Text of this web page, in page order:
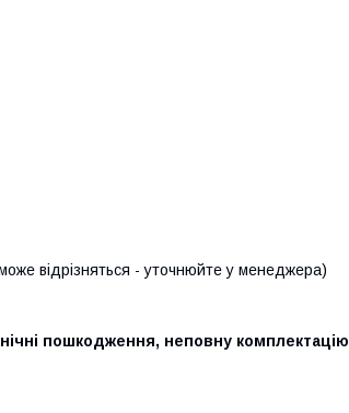
відрізняться - уточнюйте у менеджера)
пошкодження, неповну комплектацію